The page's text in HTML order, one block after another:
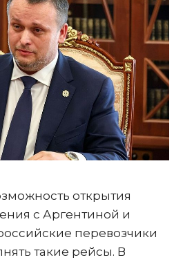
открытия
с Аргентиной и
перевозчики
такие рейсы. В